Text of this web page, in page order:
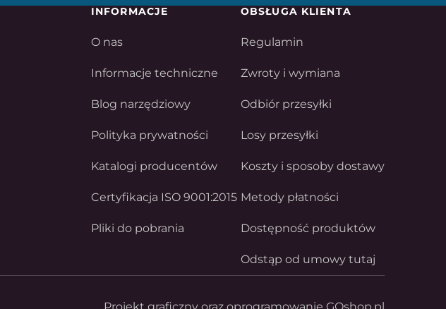
INFORMACJE
O nas
Informacje techniczne
Blog narzędziowy
Polityka prywatności
Katalogi producentów
Certyfikacja ISO 9001:2015
Pliki do pobrania
OBSŁUGA KLIENTA
Regulamin
Zwroty i wymiana
Odbiór przesyłki
Losy przesyłki
Koszty i sposoby dostawy
Metody płatności
Dostępność produktów
Odstąp od umowy tutaj